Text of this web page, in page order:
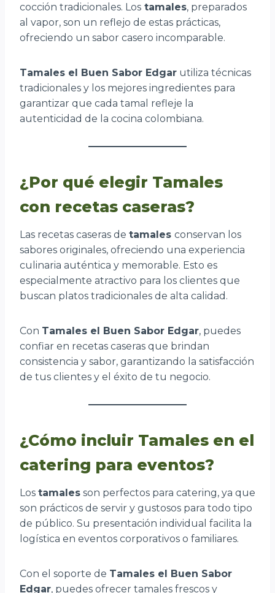
cocción tradicionales. Los tamales, preparados
al vapor, son un reflejo de estas prácticas,
ofreciendo un sabor casero incomparable.
Tamales el Buen Sabor Edgar utiliza técnicas
tradicionales y los mejores ingredientes para
garantizar que cada tamal refleje la
autenticidad de la cocina colombiana.
¿Por qué elegir Tamales
con recetas caseras?
Las recetas caseras de tamales conservan los
sabores originales, ofreciendo una experiencia
culinaria auténtica y memorable. Esto es
especialmente atractivo para los clientes que
buscan platos tradicionales de alta calidad.
Con Tamales el Buen Sabor Edgar, puedes
confiar en recetas caseras que brindan
consistencia y sabor, garantizando la satisfacción
de tus clientes y el éxito de tu negocio.
¿Cómo incluir Tamales en el
catering para eventos?
Los tamales son perfectos para catering, ya que
son prácticos de servir y gustosos para todo tipo
de público. Su presentación individual facilita la
logística en eventos corporativos o familiares.
Con el soporte de Tamales el Buen Sabor
Edgar, puedes ofrecer tamales frescos y